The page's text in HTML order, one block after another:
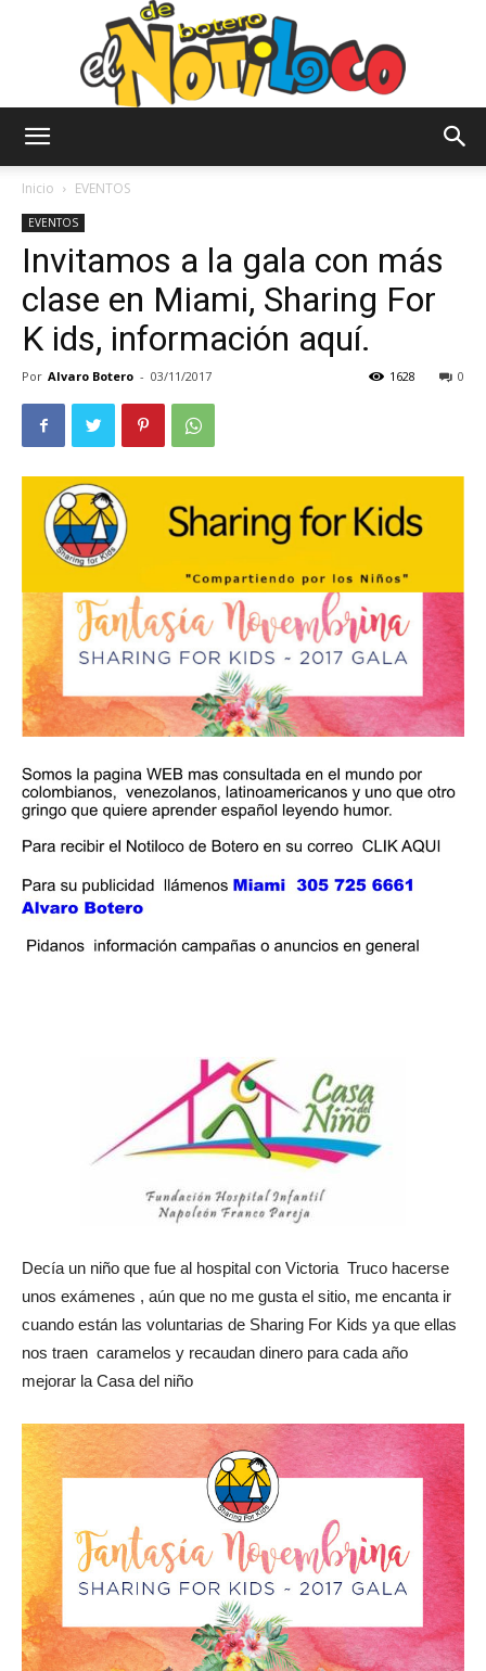
Notiloco
de
Inicio EVENTOS
EVENTOS
Invitamos a la gala con más
clase en Miami, Sharing For
K ids, información aquí.
Por Alvaro Botero - 03/11/2017 0
1628
Decía un niño que fue al hospital con Victoria Truco hacerse
unos exámenes , aún que no me gusta el sitio, me encanta ir
cuando están las voluntarias de Sharing For Kids ya que ellas
nos traen caramelos y recaudan dinero para cada año
mejorar la Casa del niño